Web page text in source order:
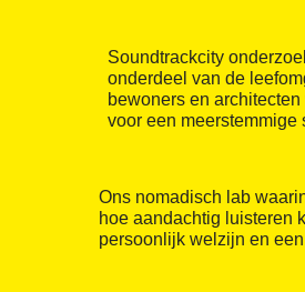
Soundtrackcity
onderdeel van de
bewoners en
voor een meerstemmige
Ons nomadisch lab
hoe aandachtig luisteren
persoonlijk welzijn en